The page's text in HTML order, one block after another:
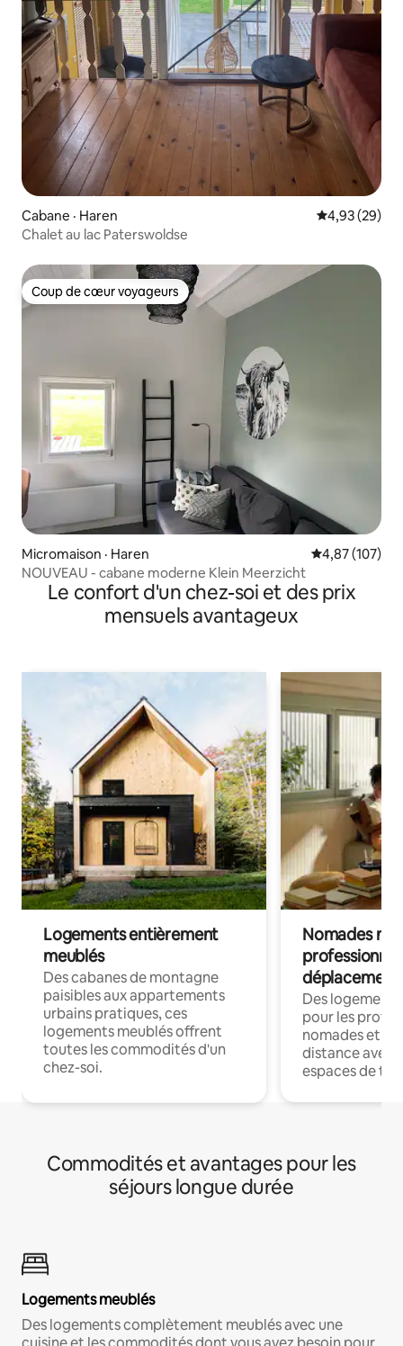
Cabane · Haren Note
4,93 (29)
Chalet au lac Paterswoldse
Coup de cœur voyageurs
Coup de cœur voyageurs
Micromaison · Haren Note
4,87 (107)
NOUVEAU - cabane moderne Klein Meerzicht
Le confort d'un chez-soi et des prix
mensuels avantageux
Logements entièrement
meublés
Des cabanes de montagne
paisibles aux appartements
urbains pratiques, ces
logements meublés offrent
toutes les commodités d'un
chez-soi.
Nomades
déplacement
Des
pour les
nomades et
distance avec
espaces de
Commodités et avantages pour les
séjours longue durée
Logements meublés
Des logements complètement meublés avec une